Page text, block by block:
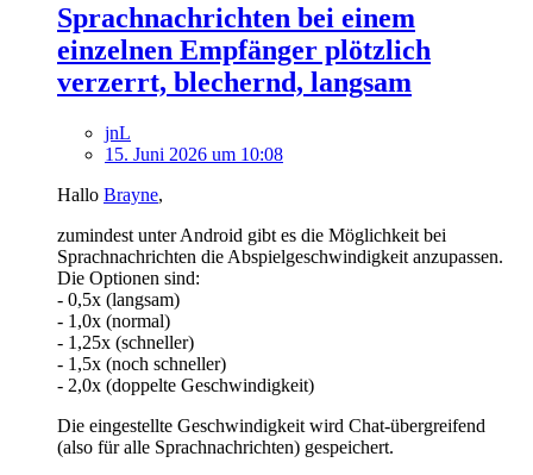
Sprachnachrichten bei einem
einzelnen Empfänger plötzlich
verzerrt, blechernd, langsam
jnL
15. Juni 2026 um 10:08
Hallo Brayne,
zumindest unter Android gibt es die Möglichkeit bei
Sprachnachrichten die Abspielgeschwindigkeit anzupassen.
Die Optionen sind:
- 0,5x (langsam)
- 1,0x (normal)
- 1,25x (schneller)
- 1,5x (noch schneller)
- 2,0x (doppelte Geschwindigkeit)
Die eingestellte Geschwindigkeit wird Chat-übergreifend
(also für alle Sprachnachrichten) gespeichert.